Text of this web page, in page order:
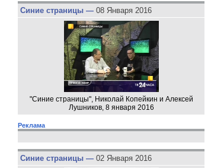
Синие страницы — 08 Января 2016
"Синие страницы", Николай Копейкин и Алексей
Лушников, 8 января 2016
Реклама
Синие страницы — 02 Января 2016